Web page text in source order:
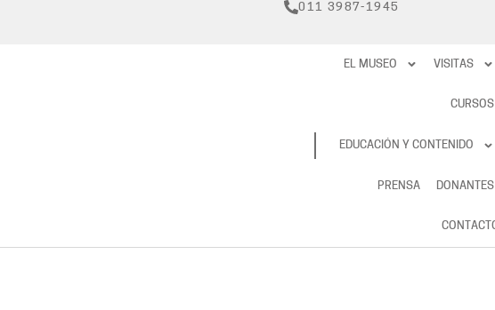
011 3987-1945
RESERVAS
EL MUSEO VISITAS
CURSOS
EDUCACIÓN Y CONTENIDO
PRENSA DONANTES